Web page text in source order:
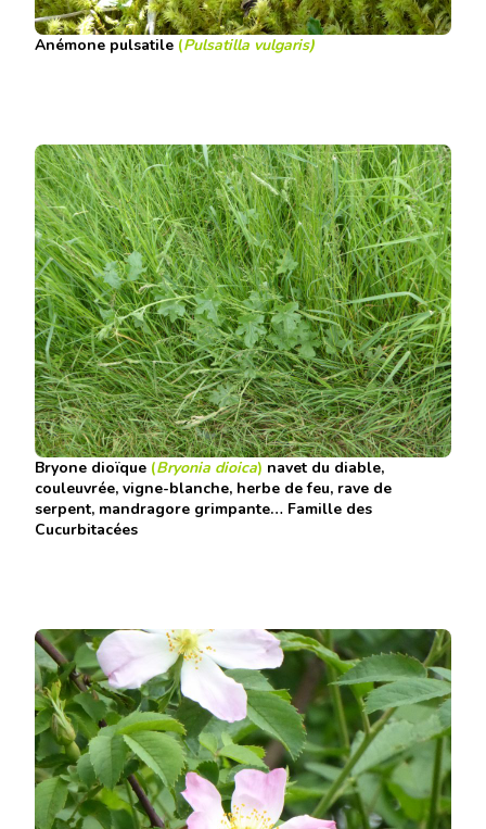
Anémone pulsatile (Pulsatilla vulgaris)
Bryone dioïque (Bryonia dioica) navet du diable,
couleuvrée, vigne-blanche, herbe de feu, rave de
serpent, mandragore grimpante… Famille des
Cucurbitacées